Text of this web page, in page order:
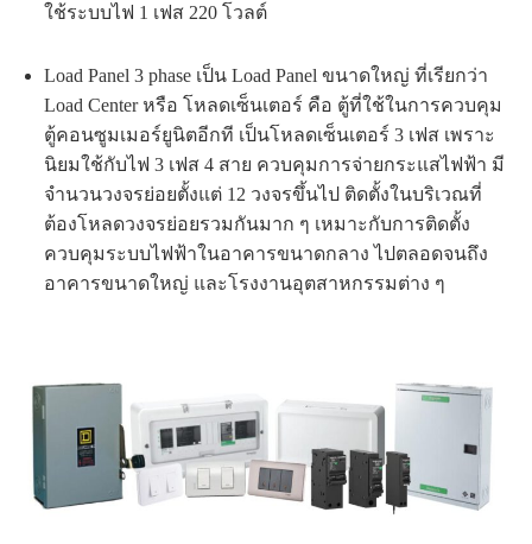
ใช้ระบบไฟ 1 เฟส 220 โวลต์
Load Panel 3 phase เป็น Load Panel ขนาดใหญ่ ที่เรียกว่า
Load Center หรือ โหลดเซ็นเตอร์ คือ ตู้ที่ใช้ในการควบคุม
ตู้คอนซูมเมอร์ยูนิตอีกที เป็นโหลดเซ็นเตอร์ 3 เฟส เพราะ
นิยมใช้กับไฟ 3 เฟส 4 สาย ควบคุมการจ่ายกระแสไฟฟ้า มี
จำนวนวงจรย่อยตั้งแต่ 12 วงจรขึ้นไป ติดตั้งในบริเวณที่
ต้องโหลดวงจรย่อยรวมกันมาก ๆ เหมาะกับการติดตั้ง
ควบคุมระบบไฟฟ้าในอาคารขนาดกลาง ไปตลอดจนถึง
อาคารขนาดใหญ่ และโรงงานอุตสาหกรรมต่าง ๆ